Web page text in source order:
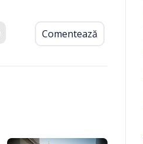
Comentează